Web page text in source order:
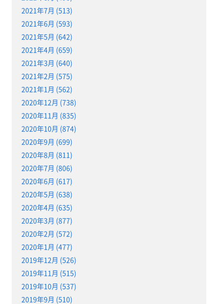
2021年7月 (513)
2021年6月 (593)
2021年5月 (642)
2021年4月 (659)
2021年3月 (640)
2021年2月 (575)
2021年1月 (562)
2020年12月 (738)
2020年11月 (835)
2020年10月 (874)
2020年9月 (699)
2020年8月 (811)
2020年7月 (806)
2020年6月 (617)
2020年5月 (638)
2020年4月 (635)
2020年3月 (877)
2020年2月 (572)
2020年1月 (477)
2019年12月 (526)
2019年11月 (515)
2019年10月 (537)
2019年9月 (510)